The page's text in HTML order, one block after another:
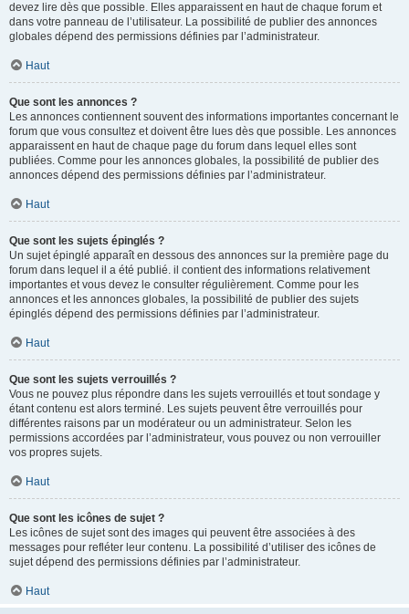
devez lire dès que possible. Elles apparaissent en haut de chaque forum et
dans votre panneau de l’utilisateur. La possibilité de publier des annonces
globales dépend des permissions définies par l’administrateur.
Haut
Que sont les annonces ?
Les annonces contiennent souvent des informations importantes concernant le
forum que vous consultez et doivent être lues dès que possible. Les annonces
apparaissent en haut de chaque page du forum dans lequel elles sont
publiées. Comme pour les annonces globales, la possibilité de publier des
annonces dépend des permissions définies par l’administrateur.
Haut
Que sont les sujets épinglés ?
Un sujet épinglé apparaît en dessous des annonces sur la première page du
forum dans lequel il a été publié. il contient des informations relativement
importantes et vous devez le consulter régulièrement. Comme pour les
annonces et les annonces globales, la possibilité de publier des sujets
épinglés dépend des permissions définies par l’administrateur.
Haut
Que sont les sujets verrouillés ?
Vous ne pouvez plus répondre dans les sujets verrouillés et tout sondage y
étant contenu est alors terminé. Les sujets peuvent être verrouillés pour
différentes raisons par un modérateur ou un administrateur. Selon les
permissions accordées par l’administrateur, vous pouvez ou non verrouiller
vos propres sujets.
Haut
Que sont les icônes de sujet ?
Les icônes de sujet sont des images qui peuvent être associées à des
messages pour refléter leur contenu. La possibilité d’utiliser des icônes de
sujet dépend des permissions définies par l’administrateur.
Haut